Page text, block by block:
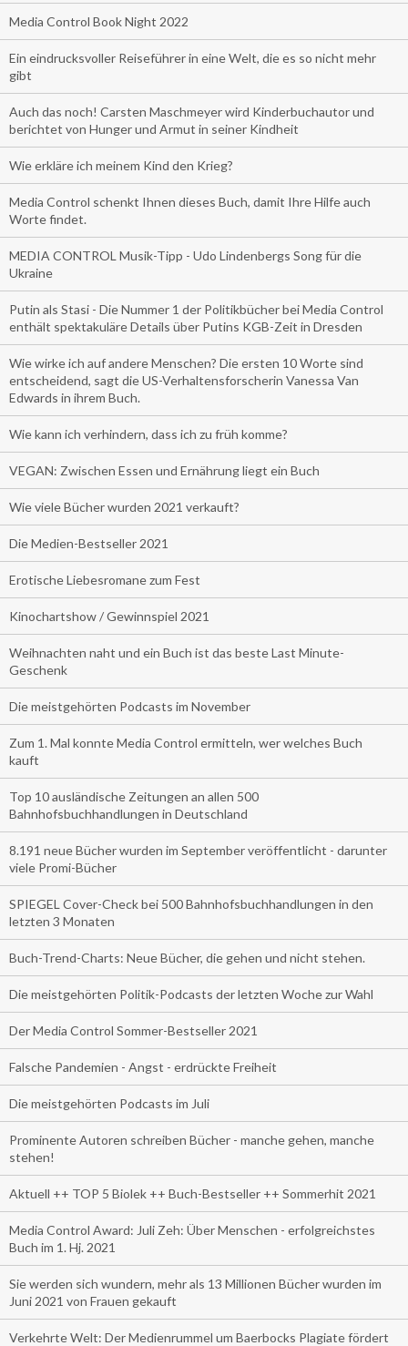
Media Control Book Night 2022
Ein eindrucksvoller Reiseführer in eine Welt, die es so nicht mehr
gibt
Auch das noch! Carsten Maschmeyer wird Kinderbuchautor und
berichtet von Hunger und Armut in seiner Kindheit
Wie erkläre ich meinem Kind den Krieg?
Media Control schenkt Ihnen dieses Buch, damit Ihre Hilfe auch
Worte findet.
MEDIA CONTROL Musik-Tipp - Udo Lindenbergs Song für die
Ukraine
Putin als Stasi - Die Nummer 1 der Politikbücher bei Media Control
enthält spektakuläre Details über Putins KGB-Zeit in Dresden
Wie wirke ich auf andere Menschen? Die ersten 10 Worte sind
entscheidend, sagt die US-Verhaltensforscherin Vanessa Van
Edwards in ihrem Buch.
Wie kann ich verhindern, dass ich zu früh komme?
VEGAN: Zwischen Essen und Ernährung liegt ein Buch
Wie viele Bücher wurden 2021 verkauft?
Die Medien-Bestseller 2021
Erotische Liebesromane zum Fest
Kinochartshow / Gewinnspiel 2021
Weihnachten naht und ein Buch ist das beste Last Minute-
Geschenk
Die meistgehörten Podcasts im November
Zum 1. Mal konnte Media Control ermitteln, wer welches Buch
kauft
Top 10 ausländische Zeitungen an allen 500
Bahnhofsbuchhandlungen in Deutschland
8.191 neue Bücher wurden im September veröffentlicht - darunter
viele Promi-Bücher
SPIEGEL Cover-Check bei 500 Bahnhofsbuchhandlungen in den
letzten 3 Monaten
Buch-Trend-Charts: Neue Bücher, die gehen und nicht stehen.
Die meistgehörten Politik-Podcasts der letzten Woche zur Wahl
Der Media Control Sommer-Bestseller 2021
Falsche Pandemien - Angst - erdrückte Freiheit
Die meistgehörten Podcasts im Juli
Prominente Autoren schreiben Bücher - manche gehen, manche
stehen!
Aktuell ++ TOP 5 Biolek ++ Buch-Bestseller ++ Sommerhit 2021
Media Control Award: Juli Zeh: Über Menschen - erfolgreichstes
Buch im 1. Hj. 2021
Sie werden sich wundern, mehr als 13 Millionen Bücher wurden im
Juni 2021 von Frauen gekauft
Verkehrte Welt: Der Medienrummel um Baerbocks Plagiate fördert